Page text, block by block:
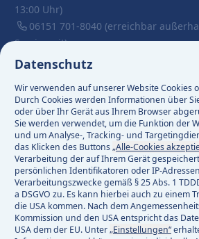
Datenschutz
Wir verwenden auf unserer Website Cookies
Durch Cookies werden Informationen über
oder über Ihr Gerät aus Ihrem Browser
Sie werden verwendet, um die Funktion der
und um Analyse-, Tracking- und
das Klicken des Buttons„Alle-Cookies
Verarbeitung der auf Ihrem Gerät
persönlichen Identifikatoren oder IP-
Verarbeitungszwecke gemäß § 25 Abs. 1
a DSGVO zu. Es kann hierbei auch zu einem
die USA kommen. Nach dem
Kommission und den USA entspricht das
USA dem der EU. Unter„Einstellungen“
13:00 Uhr)
06151 701-8040 (erreichbar
Servicezeit)
Aktuell 82 Baustellen
Facebook
Instagram
Linkedin
Impressum
Datenschutz